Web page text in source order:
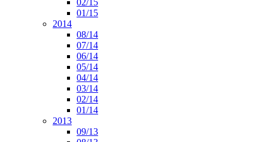
02/15
01/15
2014
08/14
07/14
06/14
05/14
04/14
03/14
02/14
01/14
2013
09/13